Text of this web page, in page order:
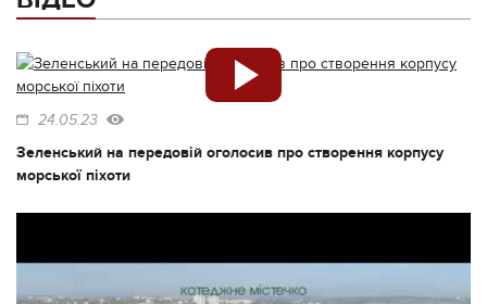
24.05.23
Зеленський на передовій оголосив про створення корпусу
морської піхоти